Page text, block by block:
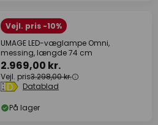
Vejl. pris -10%
UMAGE LED-væglampe Omni,
messing, længde 74 cm
2.969,00 kr.
Vejl. pris3.298,00 kr.
Datablad
På lager